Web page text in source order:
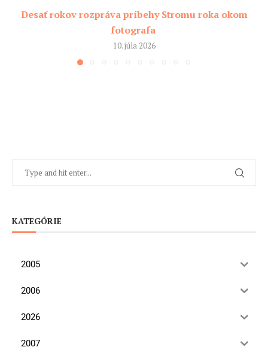
Desať rokov rozpráva príbehy Stromu roka okom
fotografa
10. júla 2026
KATEGÓRIE
2005
2006
2026
2007